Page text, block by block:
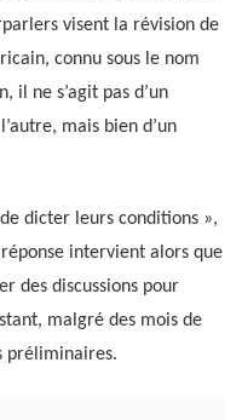
visent la révision de
connu sous le nom
il ne s’agit pas d’un
mais bien d’un
dicter leurs conditions »,
intervient alors que
des discussions pour
malgré des mois de
préliminaires.